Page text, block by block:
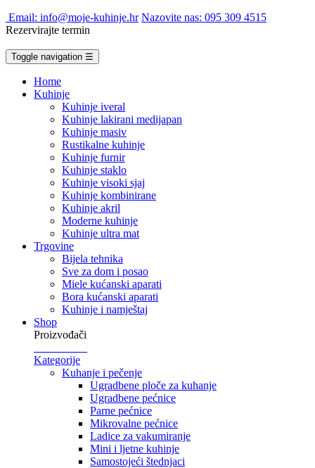
Email: info@moje-kuhinje.hr Nazovite nas: 095 309 4515
Rezervirajte termin
Toggle navigation ☰
Home
Kuhinje
Kuhinje iveral
Kuhinje lakirani medijapan
Kuhinje masiv
Rustikalne kuhinje
Kuhinje furnir
Kuhinje staklo
Kuhinje visoki sjaj
Kuhinje kombinirane
Kuhinje akril
Moderne kuhinje
Kuhinje ultra mat
Trgovine
Bijela tehnika
Sve za dom i posao
Miele kućanski aparati
Bora kućanski aparati
Kuhinje i namještaj
Shop
Proizvođači
Kategorije
Kuhanje i pečenje
Ugradbene ploče za kuhanje
Ugradbene pećnice
Parne pećnice
Mikrovalne pećnice
Ladice za vakumiranje
Mini i ljetne kuhinje
Samostojeći štednjaci